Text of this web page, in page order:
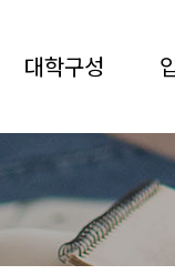
대학구성